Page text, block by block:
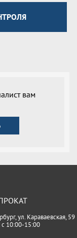
вам
ул. Караваевская, 59
10:00-15:00